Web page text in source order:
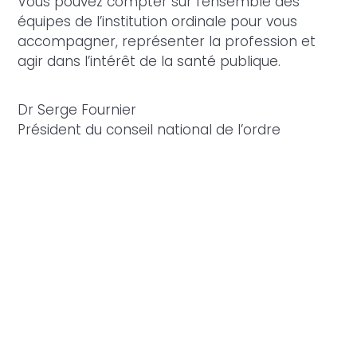
équipes de l’institution ordinale pour vous
accompagner, représenter la profession et
agir dans l’intérêt de la santé publique.
Dr Serge Fournier
Président du conseil national de l’ordre